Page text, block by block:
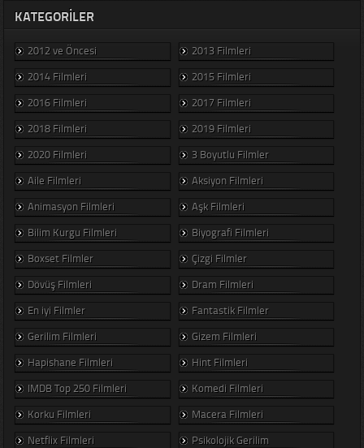
KATEGORILER
2012 ve Öncesi
2013 Filmleri
2014 Filmleri
2015 Filmleri
2016 Filmleri
2017 Filmleri
2018 Filmleri
2019 Filmleri
2020 Filmleri
3 Boyutlu Filmler
Aile Filmleri
Aksiyon Filmleri
Animasyon Filmleri
Aşk Filmleri
Bilim Kurgu Filmleri
Biyografi Filmleri
Boxset Filmler
Çizgi Filmler
Dövüş Filmleri
Dram Filmleri
En iyi Filmler
Fantastik Filmler
Gerilim Filmleri
Gizem Filmleri
Hapishane Filmleri
Hint Filmleri
IMDB Top 250 Filmleri
Komedi Filmleri
Korku Filmleri
Macera Filmleri
Netflix Filmleri
Psikolojik Gerilim